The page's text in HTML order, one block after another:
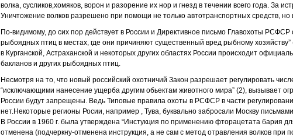
волка, сусликов,хомяков, ворон и разорение их нор и гнезд в течении всего года. За
Уничтожение волков разрешено при помощи не только автотранспортных средств,
По-видимому, до сих пор действует в России и Директивное письмо Главохоты РСФСР
рыбоядных птиц в местах, где они причиняют существенный вред рыбному хозяйству”
в Курганской, Астраханской и некоторых других областях России происходит
бакланов и других рыбоядных птиц.
Несмотря на то, что новый российский охотничий Закон разрешает регулировать
“исключающими нанесение ущерба другим обьектам животного мира” (2), вызывает
России будут запрещены. Ведь Типовые правила охоты в РСФСР в части
нет.Некоторые регионы Росии, например , Тува, буквально забросали Москву
В России в 1960 г. была утверждена “Инстукция по применению фторацетата бария
отменена (подчеркну-отменена инструкция, а не сам с метод отравления волков при